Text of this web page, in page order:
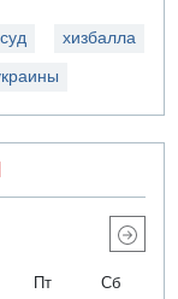
хизбалла
Пт Сб